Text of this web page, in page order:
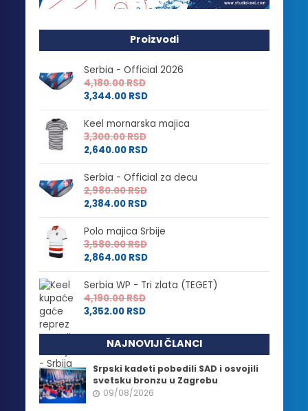
Proizvodi
Serbia - Official 2026
4,180.00RSD
3,344.00 RSD
Keel mornarska majica
3,300.00RSD
2,640.00 RSD
Serbia - Official za decu
2,980.00RSD
2,384.00 RSD
Polo majica Srbije
3,580.00RSD
2,864.00 RSD
Serbia WP - Tri zlata (TEGET)
4,190.00RSD
3,352.00 RSD
NAJNOVIJI ČLANCI
Srpski kadeti pobedili SAD i osvojili
svetsku bronzu u Zagrebu
09/08/2026